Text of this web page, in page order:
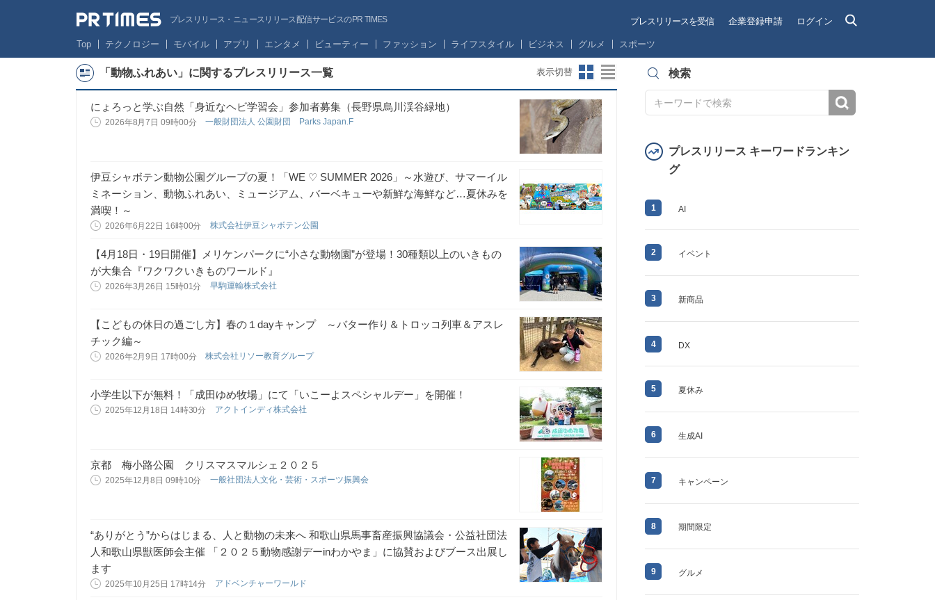
プレスリリース・ニュースリリース配信サービスのPR TIMES プレスリリースを受信 企業登録申請 ログイン
Top テクノロジー モバイル アプリ エンタメ ビューティー ファッション ライフスタイル ビジネス グルメ スポーツ
「動物ふれあい」に関するプレスリリース一覧 表示切替
にょろっと学ぶ自然「身近なヘビ学習会」参加者募集（長野県烏川渓谷緑地）
2026年8月7日 09時00分 一般財団法人 公園財団 Parks Japan.F
伊豆シャボテン動物公園グループの夏！「WE ♡ SUMMER 2026」～水遊び、サマーイル
ミネーション、動物ふれあい、ミュージアム、バーベキューや新鮮な海鮮など…夏休みを
満喫！～
2026年6月22日 16時00分 株式会社伊豆シャボテン公園
【4月18日・19日開催】メリケンパークに“小さな動物園”が登場！30種類以上のいきもの
が大集合『ワクワクいきものワールド』
2026年3月26日 15時01分 早駒運輸株式会社
【こどもの休日の過ごし方】春の１dayキャンプ ～バター作り＆トロッコ列車＆アスレ
チック編～
2026年2月9日 17時00分 株式会社リソー教育グループ
小学生以下が無料！「成田ゆめ牧場」にて「いこーよスペシャルデー」を開催！
2025年12月18日 14時30分 アクトインディ株式会社
京都 梅小路公園 クリスマスマルシェ２０２５
2025年12月8日 09時10分 一般社団法人文化・芸術・スポーツ振興会
“ありがとう”からはじまる、人と動物の未来へ 和歌山県馬事畜産振興協議会・公益社団法
人和歌山県獣医師会主催 「２０２５動物感謝デーinわかやま」に協賛およびブース出展し
ます
2025年10月25日 17時14分 アドベンチャーワールド
検索
プレスリリース キーワードランキン
グ
1 AI
2 イベント
3 新商品
4 DX
5 夏休み
6 生成AI
7 キャンペーン
8 期間限定
9 グルメ